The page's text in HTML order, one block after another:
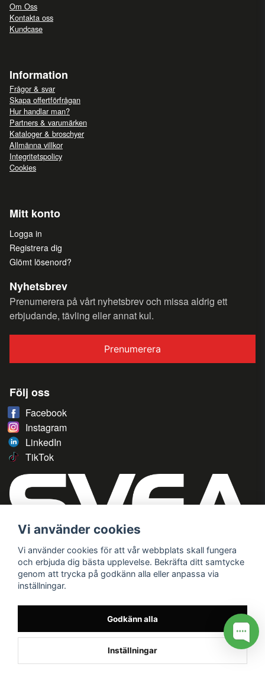
Om Oss
Kontakta oss
Kundcase
Information
Frågor & svar
Skapa offertförfrågan
Hur handlar man?
Partners & varumärken
Kataloger & broschyer
Allmänna villkor
Integritetspolicy
Cookies
Mitt konto
Logga in
Registrera dig
Glömt lösenord?
Nyhetsbrev
Prenumerera på vårt nyhetsbrev och missa aldrig ett
erbjudande, tävling eller annat kul.
Prenumerera
Följ oss
Facebook
Instagram
LinkedIn
TikTok
Vi använder cookies
Vi använder cookies för att vår webbplats skall fungera
och erbjuda dig bästa upplevelse. Bekräfta ditt samtycke
genom att trycka på godkänn alla eller anpassa via
inställningar.
Godkänn alla
Inställningar